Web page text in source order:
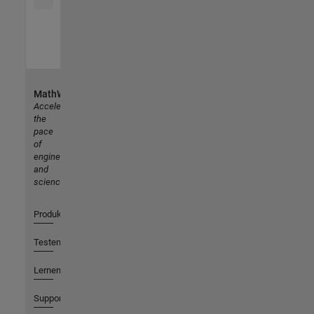
MathWorks
Accelerating
the
pace
of
engineering
and
science
Produkte
Testen oder Kaufen
Lernen
Support